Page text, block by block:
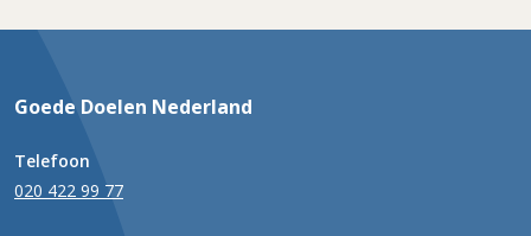
Goede Doelen Nederland
Telefoon
020 422 99 77